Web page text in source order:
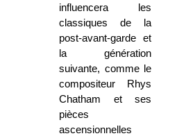
influencera les
classiques de la
post-avant-garde et
la génération
suivante, comme le
compositeur Rhys
Chatham et ses
pièces
ascensionnelles